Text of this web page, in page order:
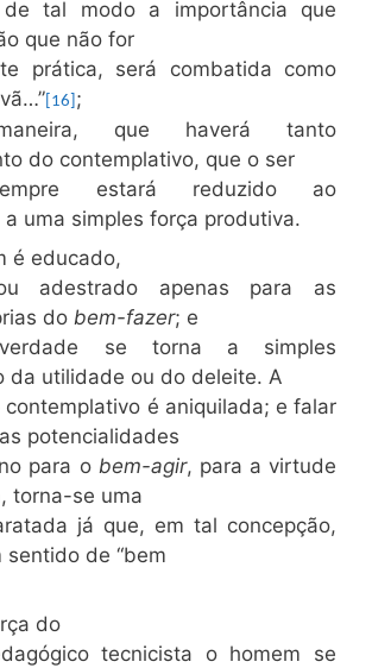
de tal modo a importância que
que não for
prática, será combatida como
[16] ;
que haverá tanto
do contemplativo, que o ser
estará reduzido ao
uma simples força produtiva.
é educado,
adestrado apenas para as
do bem-fazer; e
se torna a simples
da utilidade ou do deleite. A
é aniquilada; e falar
potencialidades
para o bem-agir, para a virtude
torna-se uma
já que, em tal concepção,
sentido de “bem
do
tecnicista o homem se